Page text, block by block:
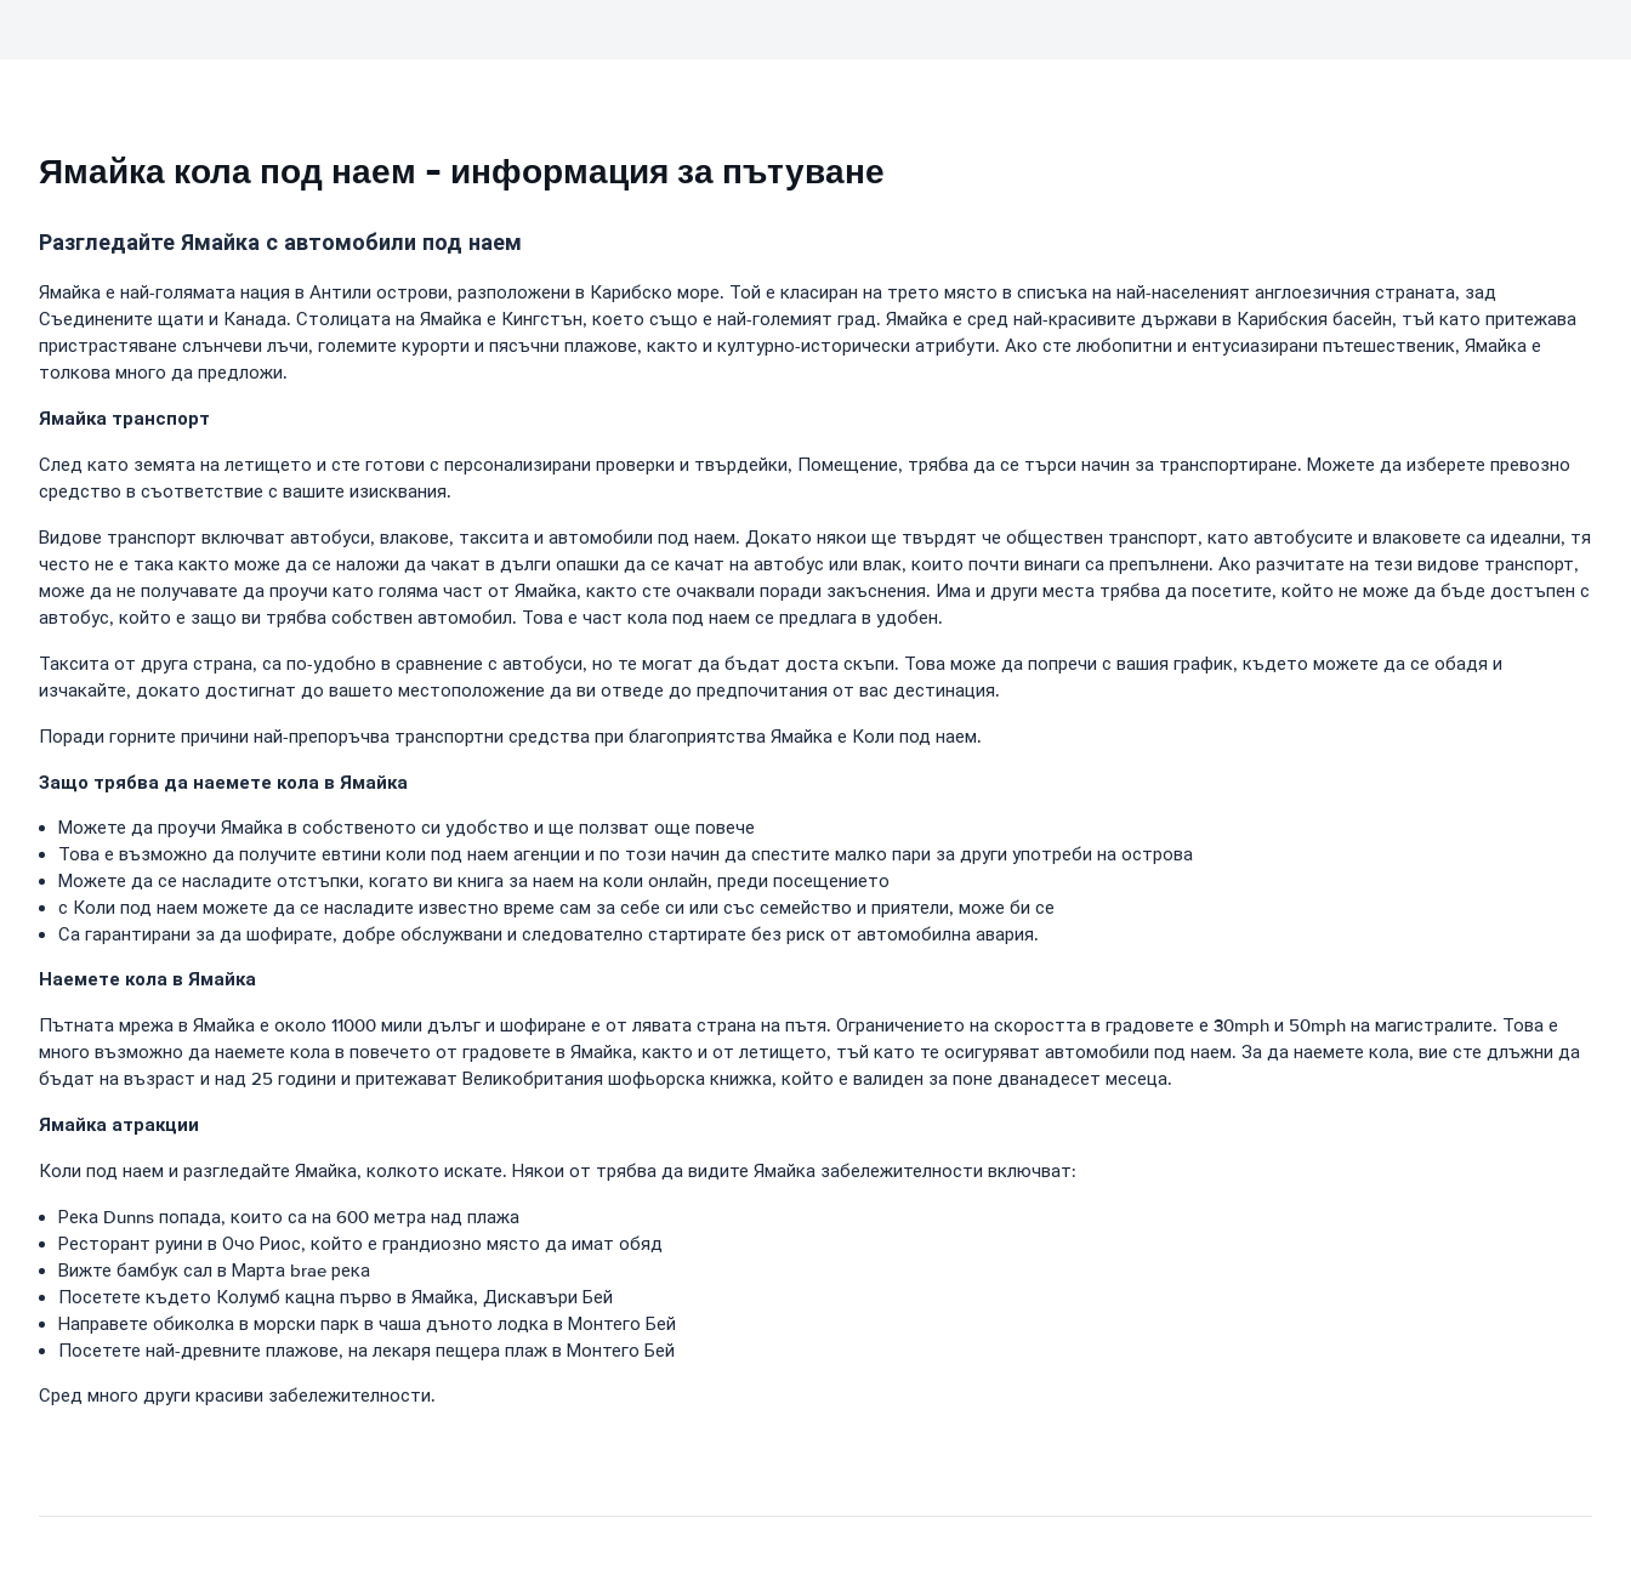
Ямайка кола под наем - информация за пътуване
Разгледайте Ямайка с автомобили под наем
Ямайка е най-голямата нация в Антили острови, разположени в Карибско море. Той е класиран на трето място в списъка на най-населеният англоезичния страната, зад
Съединените щати и Канада. Столицата на Ямайка е Кингстън, което също е най-големият град. Ямайка е сред най-красивите държави в Карибския басейн, тъй като притежава
пристрастяване слънчеви лъчи, големите курорти и пясъчни плажове, както и културно-исторически атрибути. Ако сте любопитни и ентусиазирани пътешественик, Ямайка е
толкова много да предложи.
Ямайка транспорт
След като земята на летището и сте готови с персонализирани проверки и твърдейки, Помещение, трябва да се търси начин за транспортиране. Можете да изберете превозно
средство в съответствие с вашите изисквания.
Видове транспорт включват автобуси, влакове, таксита и автомобили под наем. Докато някои ще твърдят че обществен транспорт, като автобусите и влаковете са идеални, тя
често не е така както може да се наложи да чакат в дълги опашки да се качат на автобус или влак, които почти винаги са препълнени. Ако разчитате на тези видове транспорт,
може да не получавате да проучи като голяма част от Ямайка, както сте очаквали поради закъснения. Има и други места трябва да посетите, който не може да бъде достъпен с
автобус, който е защо ви трябва собствен автомобил. Това е част кола под наем се предлага в удобен.
Таксита от друга страна, са по-удобно в сравнение с автобуси, но те могат да бъдат доста скъпи. Това може да попречи с вашия график, където можете да се обадя и
изчакайте, докато достигнат до вашето местоположение да ви отведе до предпочитания от вас дестинация.
Поради горните причини най-препоръчва транспортни средства при благоприятства Ямайка е Коли под наем.
Защо трябва да наемете кола в Ямайка
Можете да проучи Ямайка в собственото си удобство и ще ползват още повече
Това е възможно да получите евтини коли под наем агенции и по този начин да спестите малко пари за други употреби на острова
Можете да се насладите отстъпки, когато ви книга за наем на коли онлайн, преди посещението
с Коли под наем можете да се насладите известно време сам за себе си или със семейство и приятели, може би се
Са гарантирани за да шофирате, добре обслужвани и следователно стартирате без риск от автомобилна авария.
Наемете кола в Ямайка
Пътната мрежа в Ямайка е около 11000 мили дълъг и шофиране е от лявата страна на пътя. Ограничението на скоростта в градовете е 30mph и 50mph на магистралите. Това е
много възможно да наемете кола в повечето от градовете в Ямайка, както и от летището, тъй като те осигуряват автомобили под наем. За да наемете кола, вие сте длъжни да
бъдат на възраст и над 25 години и притежават Великобритания шофьорска книжка, който е валиден за поне дванадесет месеца.
Ямайка атракции
Коли под наем и разгледайте Ямайка, колкото искате. Някои от трябва да видите Ямайка забележителности включват:
Река Dunns попада, които са на 600 метра над плажа
Ресторант руини в Очо Риос, който е грандиозно място да имат обяд
Вижте бамбук сал в Марта brae река
Посетете където Колумб кацна първо в Ямайка, Дискавъри Бей
Направете обиколка в морски парк в чаша дъното лодка в Монтего Бей
Посетете най-древните плажове, на лекаря пещера плаж в Монтего Бей
Сред много други красиви забележителности.